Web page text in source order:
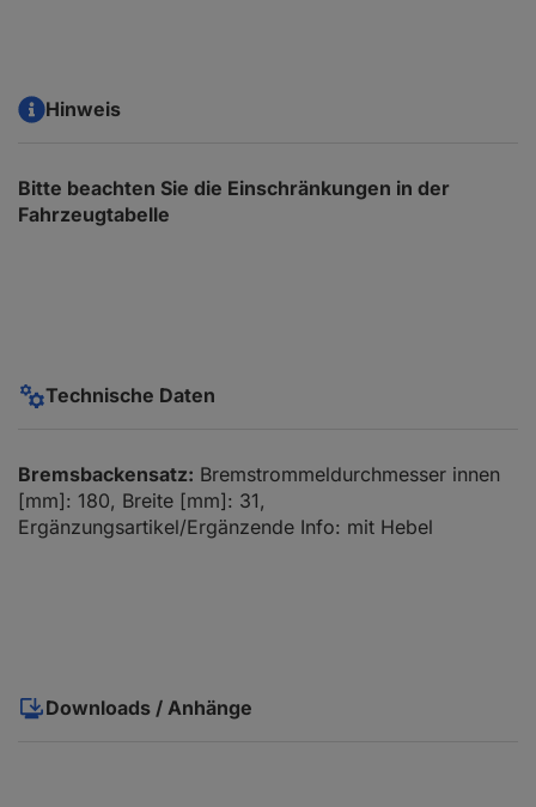
Hinweis
Bitte beachten Sie die Einschränkungen in der
Fahrzeugtabelle
Technische Daten
Bremsbackensatz: Bremstrommeldurchmesser innen
[mm]: 180, Breite [mm]: 31,
Ergänzungsartikel/Ergänzende Info: mit Hebel
Downloads / Anhänge